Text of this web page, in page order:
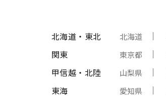
北海道・東北 北海道
関東 東京都
甲信越・北陸 山梨県
東海 愛知県